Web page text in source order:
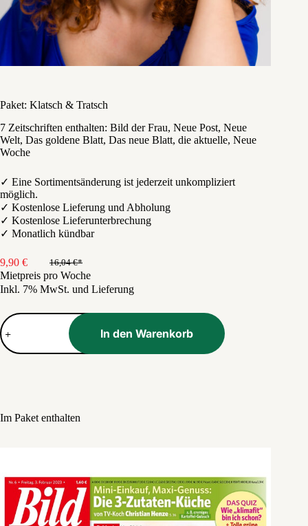
Paket: Klatsch & Tratsch
7 Zeitschriften enthalten: Bild der Frau, Neue Post, Neue
Welt, Das goldene Blatt, Das neue Blatt, die aktuelle, Neue
Woche
✓ Eine Sortimentsänderung ist jederzeit unkompliziert
möglich.
✓ Kostenlose Lieferung und Abholung
✓ Kostenlose Lieferunterbrechung
✓ Monatlich kündbar
16,04€
Ursprünglicher
Preis
war:
9,90 €
Aktueller
Preis
ist:
Mietpreis pro Woche
Inkl. 7% MwSt. und Lieferung
Paket:
Klatsch
&
Tratsch
In den Warenkorb
Im Paket enthalten